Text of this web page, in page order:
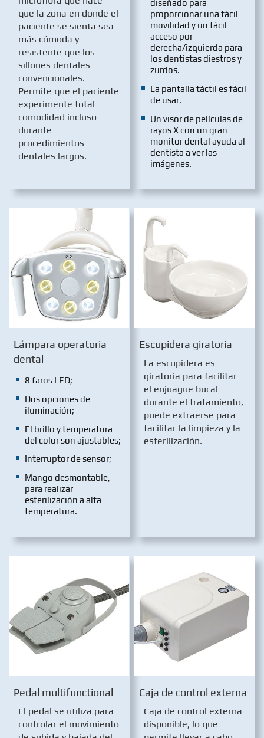
que la zona en donde el
paciente se sienta sea
más cómoda y
resistente que los
sillones dentales
convencionales.
Permite que el paciente
experimente total
comodidad incluso
durante
procedimientos
dentales largos.
diseñado para
proporcionar una fácil
movilidad y un fácil
acceso por
derecha/izquierda para
los dentistas diestros y
zurdos.
La pantalla táctil es fácil
de usar.
Un visor de películas de
rayos X con un gran
monitor dental ayuda al
dentista a ver las
imágenes.
Lámpara operatoria
dental
8 faros LED;
Dos opciones de
iluminación;
El brillo y temperatura
del color son ajustables;
Interruptor de sensor;
Mango desmontable,
para realizar
esterilización a alta
temperatura.
Escupidera giratoria
La escupidera es
giratoria para facilitar
el enjuague bucal
durante el tratamiento,
puede extraerse para
facilitar la limpieza y la
esterilización.
Pedal multifunctional
El pedal se utiliza para
controlar el movimiento
Caja de control externa
Caja de control externa
disponible, lo que